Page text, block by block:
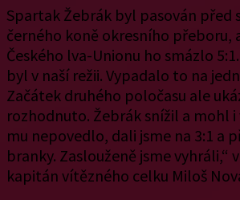
Spartak Žebrák byl pasován před
černého koně okresního přeboru,
Českého lva-Unionu ho smázlo
byl v naší režii. Vypadalo to na
Začátek druhého poločasu ale
rozhodnuto. Žebrák snížil a mohl i
mu nepovedlo, dali jsme na 3:1 a
branky. Zaslouženě jsme vyhráli,“
kapitán vítězného celku Miloš